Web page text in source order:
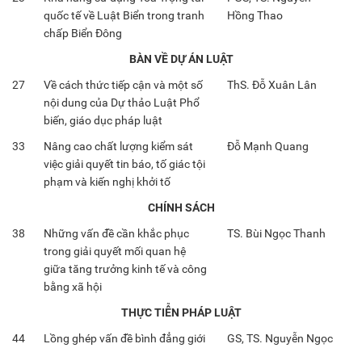
quốc tế về Luật Biển trong tranh
chấp Biển Đông
Hồng Thao
BÀN VỀ DỰ ÁN LUẬT
27
Về cách thức tiếp cận và một số
nội dung của Dự thảo Luật Phổ
biến, giáo dục pháp luật
ThS. Đỗ Xuân Lân
33
Nâng cao chất lượng kiểm sát
việc giải quyết tin báo, tố giác tội
phạm và kiến nghị khởi tố
Đỗ Mạnh Quang
CHÍNH SÁCH
38
Những vấn đề cần khắc phục
trong giải quyết mối quan hệ
giữa tăng trưởng kinh tế và công
bằng xã hội
TS. Bùi Ngọc Thanh
THỰC TIỄN PHÁP LUẬT
44
Lồng ghép vấn đề bình đẳng giới
GS, TS. Nguyễn Ngọc